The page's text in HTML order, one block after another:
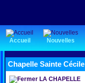
Accueil Nouvelles
Chapelle Sainte Cécile
LA CHAPELLE